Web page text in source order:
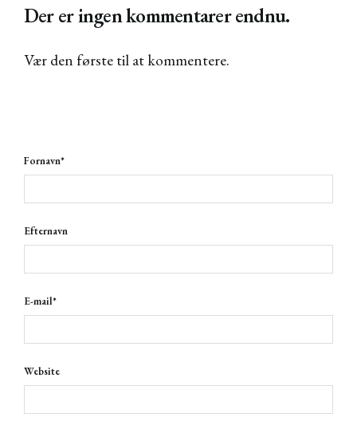
Der er ingen kommentarer endnu.
Vær den første til at kommentere.
Fornavn*
Efternavn
E-mail*
Website